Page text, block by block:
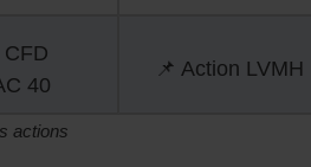
CFD
40
📌 Action LVMH
actions